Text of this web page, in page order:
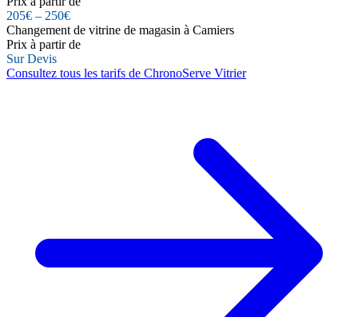
205€ – 250€
Changement de vitrine de magasin à Camiers
Prix à partir de
Sur Devis
Consultez tous les tarifs de ChronoServe Vitrier